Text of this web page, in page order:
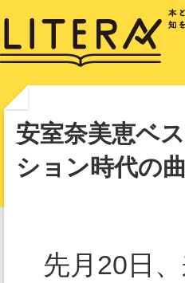
安室奈美恵ベ
ション時代の
先月20日、